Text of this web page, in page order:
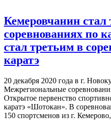
Кемеровчанин стал
соревнованиях по
стал третьим в
каратэ
20 декабря 2020 года в г.
Межрегиональные
Открытое первенство
каратэ «Шотокан». В
150 спортсменов из г. Кемерово,